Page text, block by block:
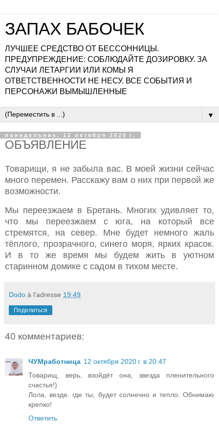
ЗАПАХ БАБОЧЕК
ЛУЧШЕЕ СРЕДСТВО ОТ БЕССОННИЦЫ.
ПРЕДУПРЕЖДЕНИЕ: СОБЛЮДАЙТЕ ДОЗИРОВКУ. ЗА
СЛУЧАИ ЛЕТАРГИИ ИЛИ КОМЫ Я
ОТВЕТСТВЕННОСТИ НЕ НЕСУ. ВСЕ СОБЫТИЯ И
ПЕРСОНАЖИ ВЫМЫШЛЕННЫЕ
▼
понедельник, 12 октября 2020 г.
ОБЪЯВЛЕНИЕ
Товарищи, я не забыла вас. В моей жизни сейчас
много перемен. Расскажу вам о них при первой же
возможности.
Мы переезжаем в Бретань. Многих удивляет то,
что мы переезжаем с юга, на который все
стремятся, на север. Мне будет немного жаль
тёплого, прозрачного, синего моря, ярких красок.
И в то же время мы будем жить в уютном
старинном домике с садом в тихом месте.
Dodo à l'adresse 19:49
Поделиться
40 комментариев:
ЧУМработница 12 октября 2020 г. в 20:47
Товарищ, верь, взойдёт она, звезда пленительного
счастья!)
Лола, везде. где ты, будет солнечно и тепло. Обнимаю
крепко!
Ответить